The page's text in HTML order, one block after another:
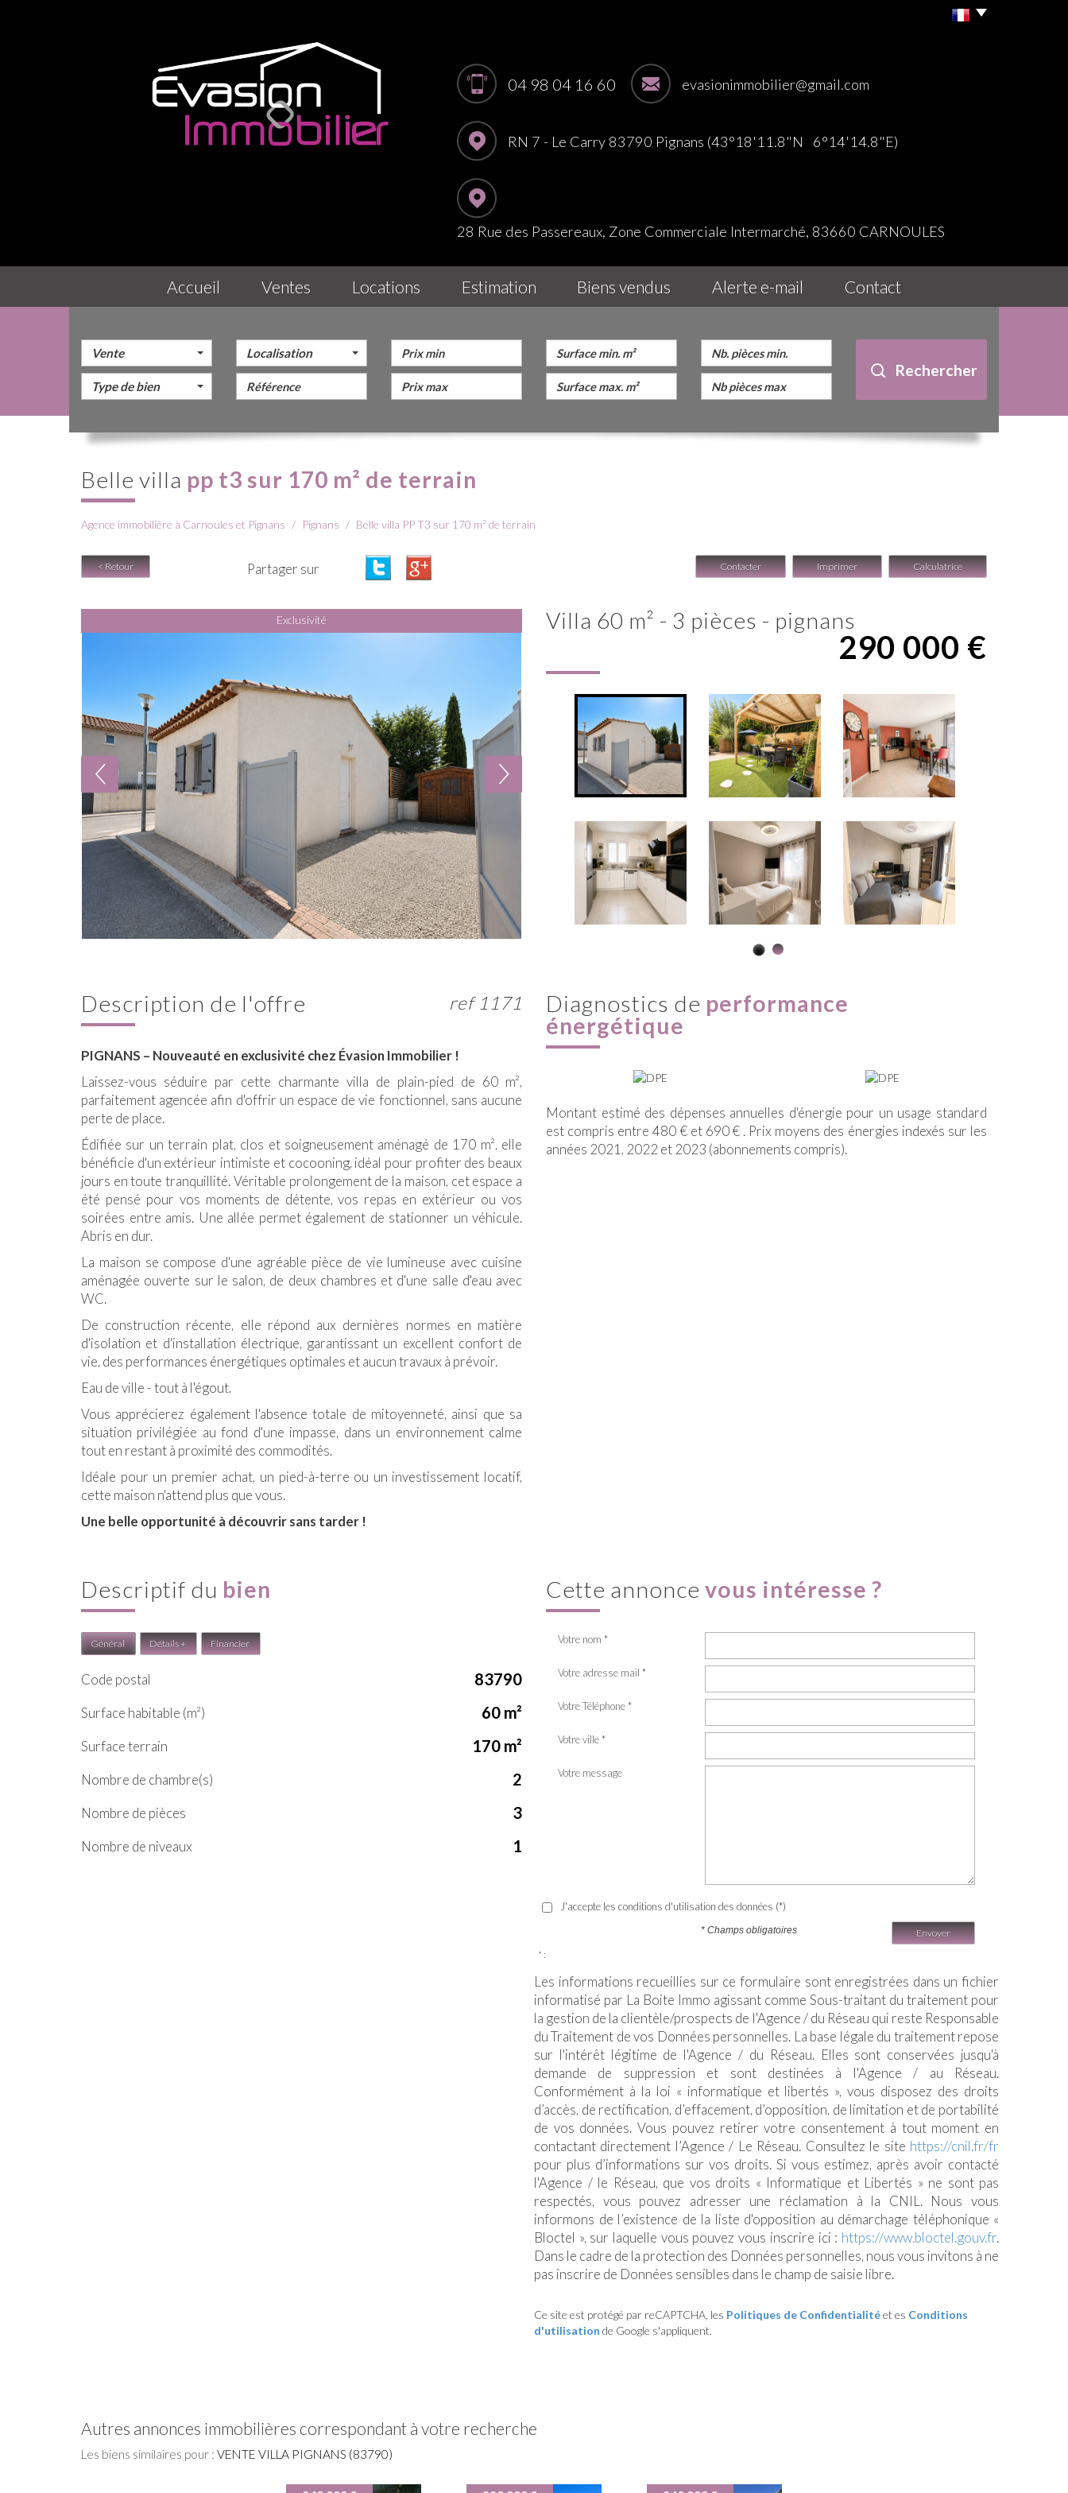
04 98 04 16 60 evasionimmobilier@gmail.com
RN 7 - Le Carry 83790 Pignans (43°18'11.8"N 6°14'14.8"E)
28 Rue des Passereaux, Zone Commerciale Intermarché, 83660 CARNOULES
accueil ventes locations estimation biens vendus alerte e-mail contact
Vente
Type de bien
Localisation
Rechercher
belle villa pp t3 sur 170 m² de terrain
Agence immobilière à Carnoules et Pignans Pignans Belle villa PP T3 sur 170 m² de terrain
< Retour Partager sur Contacter Imprimer Calculatrice
Exclusivité villa 60 m² - 3 pièces - pignans
290 000 €
description de l'offre ref 1171
PIGNANS – Nouveauté en exclusivité chez Évasion Immobilier !
Laissez-vous séduire par cette charmante villa de plain-pied de 60 m²,
parfaitement agencée afin d'offrir un espace de vie fonctionnel, sans aucune
perte de place.
Édifiée sur un terrain plat, clos et soigneusement aménagé de 170 m², elle
bénéficie d'un extérieur intimiste et cocooning, idéal pour profiter des beaux
jours en toute tranquillité. Véritable prolongement de la maison, cet espace a
été pensé pour vos moments de détente, vos repas en extérieur ou vos
soirées entre amis. Une allée permet également de stationner un véhicule.
Abris en dur.
La maison se compose d'une agréable pièce de vie lumineuse avec cuisine
aménagée ouverte sur le salon, de deux chambres et d'une salle d'eau avec
WC.
De construction récente, elle répond aux dernières normes en matière
d'isolation et d'installation électrique, garantissant un excellent confort de
vie, des performances énergétiques optimales et aucun travaux à prévoir.
Eau de ville - tout à l'égout.
Vous apprécierez également l'absence totale de mitoyenneté, ainsi que sa
situation privilégiée au fond d'une impasse, dans un environnement calme
tout en restant à proximité des commodités.
Idéale pour un premier achat, un pied-à-terre ou un investissement locatif,
cette maison n'attend plus que vous.
Une belle opportunité à découvrir sans tarder !
diagnostics de performance
énergétique
Montant estimé des dépenses annuelles d'énergie pour un usage standard
est compris entre 480 € et 690 € . Prix moyens des énergies indexés sur les
années 2021, 2022 et 2023 (abonnements compris).
descriptif du bien
Général Détails + Financier
Code postal 83790
Surface habitable (m²) 60 m²
surface terrain 170 m²
Nombre de chambre(s) 2
Nombre de pièces 3
Nombre de niveaux 1
cette annonce vous intéresse ?
Votre nom *
Votre adresse mail *
Votre Téléphone *
Votre ville *
Votre message
J'accepte les conditions d'utilisation des données (*)
Envoyer
* Champs obligatoires
* :
Les informations recueillies sur ce formulaire sont enregistrées dans un fichier
informatisé par La Boite Immo agissant comme Sous-traitant du traitement pour
la gestion de la clientèle/prospects de l'Agence / du Réseau qui reste Responsable
du Traitement de vos Données personnelles. La base légale du traitement repose
sur l'intérêt légitime de l'Agence / du Réseau. Elles sont conservées jusqu'à
demande de suppression et sont destinées à l'Agence / au Réseau.
Conformément à la loi « informatique et libertés », vous disposez des droits
d’accès, de rectification, d’effacement, d’opposition, de limitation et de portabilité
de vos données. Vous pouvez retirer votre consentement à tout moment en
contactant directement l’Agence / Le Réseau. Consultez le site https://cnil.fr/fr
pour plus d’informations sur vos droits. Si vous estimez, après avoir contacté
l'Agence / le Réseau, que vos droits « Informatique et Libertés » ne sont pas
respectés, vous pouvez adresser une réclamation à la CNIL. Nous vous
informons de l’existence de la liste d'opposition au démarchage téléphonique «
Bloctel », sur laquelle vous pouvez vous inscrire ici : https://www.bloctel.gouv.fr.
Dans le cadre de la protection des Données personnelles, nous vous invitons à ne
pas inscrire de Données sensibles dans le champ de saisie libre.
Ce site est protégé par reCAPTCHA, les Politiques de Confidentialitéet es Conditions
d'utilisation de Google s'appliquent.
autres annonces immobilières correspondant à votre recherche
Les biens similaires pour : VENTE VILLA PIGNANS (83790)